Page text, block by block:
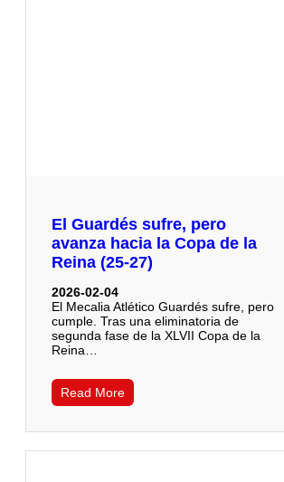
El Guardés sufre, pero
avanza hacia la Copa de la
Reina (25-27)
2026-02-04
El Mecalia Atlético Guardés sufre, pero
cumple. Tras una eliminatoria de
segunda fase de la XLVII Copa de la
Reina…
Read More